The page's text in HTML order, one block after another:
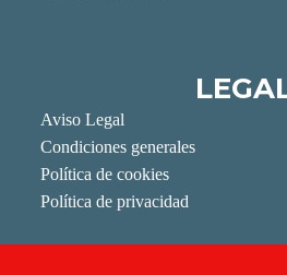
Aviso Legal
Condiciones generales
Política de cookies
Política de privacidad